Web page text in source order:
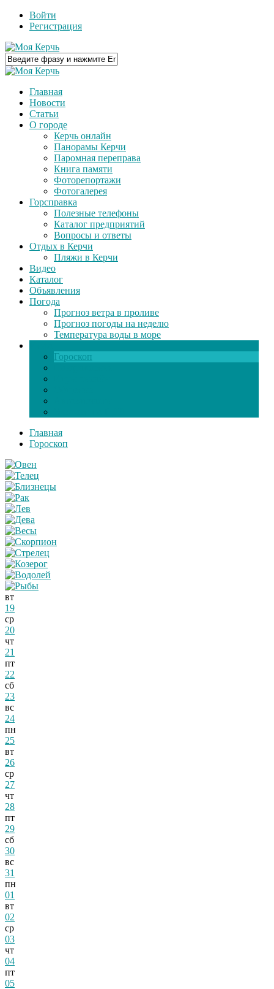
Войти
Регистрация
Главная
Новости
Статьи
О городе
Керчь онлайн
Панорамы Керчи
Паромная переправа
Книга памяти
Фоторепортажи
Фотогалерея
Горсправка
Полезные телефоны
Каталог предприятий
Вопросы и ответы
Отдых в Керчи
Пляжи в Керчи
Видео
Каталог
Объявления
Погода
Прогноз ветра в проливе
Прогноз погоды на неделю
Температура воды в море
Гороскоп
Главная
Гороскоп
вт
19
ср
20
чт
21
пт
22
сб
23
вс
24
пн
25
вт
26
ср
27
чт
28
пт
29
сб
30
вс
31
пн
01
вт
02
ср
03
чт
04
пт
05